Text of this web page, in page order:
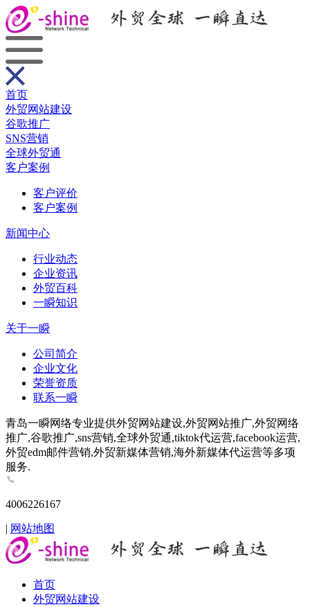
首页
外贸网站建设
谷歌推广
SNS营销
全球外贸通
客户案例
客户评价
客户案例
新闻中心
行业动态
企业资讯
外贸百科
一瞬知识
关于一瞬
公司简介
企业文化
荣誉资质
联系一瞬
青岛一瞬网络专业提供外贸网站建设,外贸网站推广,外贸网络
推广,谷歌推广,sns营销,全球外贸通,tiktok代运营,facebook运营,
外贸edm邮件营销,外贸新媒体营销,海外新媒体代运营等多项
服务.
4006226167
| 网站地图
首页
外贸网站建设